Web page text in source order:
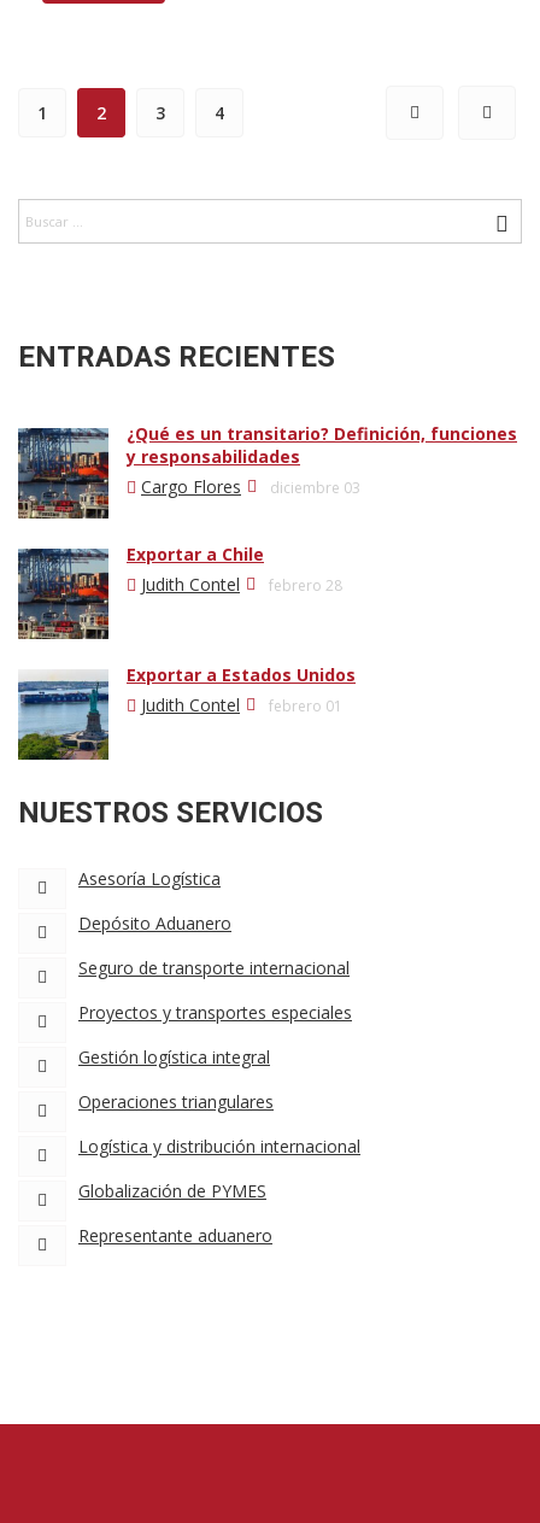
1 2 3 4
ENTRADAS RECIENTES
¿Qué es un transitario? Definición, funciones
y responsabilidades
Cargo Flores
diciembre 03
Exportar a Chile
Judith Contel
febrero 28
Exportar a Estados Unidos
Judith Contel
febrero 01
NUESTROS SERVICIOS
Asesoría Logística
Depósito Aduanero
Seguro de transporte internacional
Proyectos y transportes especiales
Gestión logística integral
Operaciones triangulares
Logística y distribución internacional
Globalización de PYMES
Representante aduanero